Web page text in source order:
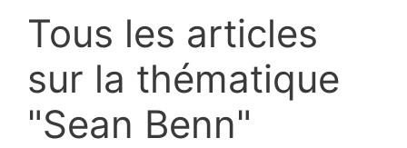
Tous les articles
sur la thématique
"Sean Benn"